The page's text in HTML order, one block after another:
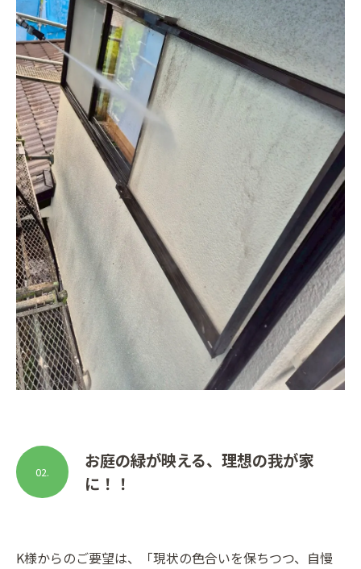
お庭の緑が映える、理想の我が家
に！！
02.
K様からのご要望は、「現状の色合いを保ちつつ、自慢